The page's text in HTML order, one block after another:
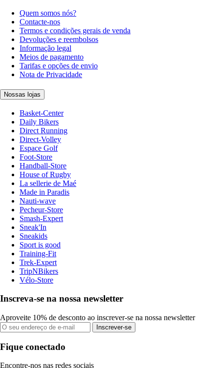
Quem somos nós?
Contacte-nos
Termos e condições gerais de venda
Devoluções e reembolsos
Informação legal
Meios de pagamento
Tarifas e opções de envio
Nota de Privacidade
Nossas lojas
Basket-Center
Daily Bikers
Direct Running
Direct-Volley
Espace Golf
Foot-Store
Handball-Store
House of Rugby
La sellerie de Maé
Made in Paradis
Nauti-wave
Pecheur-Store
Smash-Expert
Sneak'In
Sneakids
Sport is good
Training-Fit
Trek-Expert
TripNBikers
Vélo-Store
Inscreva-se na nossa newsletter
Aproveite 10% de desconto ao inscrever-se na nossa newsletter
Inscrever-se
Fique conectado
Encontre-nos nas redes sociais